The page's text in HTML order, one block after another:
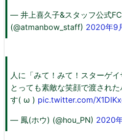
— 井上喜久子&スタッフ公式
(@atmanbow_staff) 2020年9
人に「みて！みて！スターゲイ
とっても素敵な笑顔で渡され
す( ω ) pic.twitter.com/
— 鳳(ホウ) (@hou_PN) 2020